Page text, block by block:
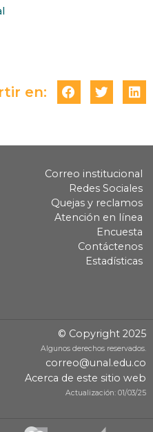
en:
Correo institucional
Redes Sociales
Quejas y reclamos
Atención en línea
Encuesta
Contáctenos
Estadísticas
© Copyright 2025
Algunos derechos reservados.
correo@unal.edu.co
Acerca de este sitio web
Actualización: 01/03/25